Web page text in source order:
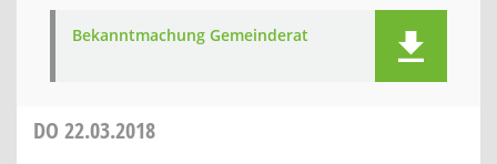
Bekanntmachung Gemeinderat
DO 22.03.2018